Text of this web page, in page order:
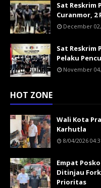
Sat Reskrim
Curanmor, 2
December
Sat Reskrim
Pelaku
November
HOT ZONE
Wali Kota
Karhutla
8/04/2026
Empat
Ditinjau
Prioritas